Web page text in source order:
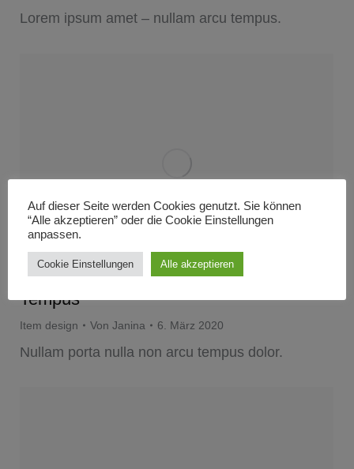
Lorem ipsum amet – nullam arcu tempus.
Tempus
Item design Von Janina 6. März 2020
Nullam porta nulla non arcu tempus dolor.
Auf dieser Seite werden Cookies genutzt. Sie können
“Alle akzeptieren” oder die Cookie Einstellungen
anpassen.
Cookie Einstellungen Alle akzeptieren